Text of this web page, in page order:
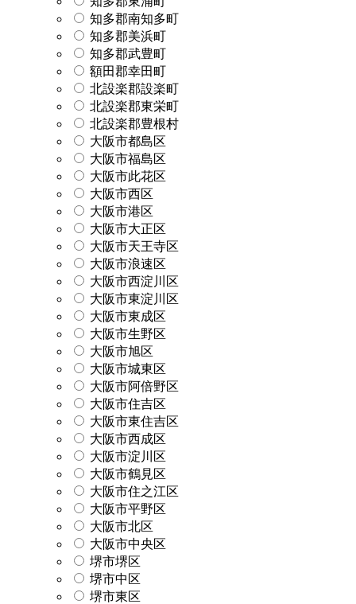
知多郡南知多町
知多郡美浜町
知多郡武豊町
額田郡幸田町
北設楽郡設楽町
北設楽郡東栄町
北設楽郡豊根村
大阪市都島区
大阪市福島区
大阪市此花区
大阪市西区
大阪市港区
大阪市大正区
大阪市天王寺区
大阪市浪速区
大阪市西淀川区
大阪市東淀川区
大阪市東成区
大阪市生野区
大阪市旭区
大阪市城東区
大阪市阿倍野区
大阪市住吉区
大阪市東住吉区
大阪市西成区
大阪市淀川区
大阪市鶴見区
大阪市住之江区
大阪市平野区
大阪市北区
大阪市中央区
堺市堺区
堺市中区
堺市東区